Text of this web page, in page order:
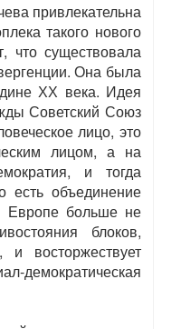
привлекательна
такого нового
что существовала
Она была
ХХ века. Идея
Советский Союз
лицо, это
лицом, а на
и тогда
есть объединение
Европе больше не
блоков,
восторжествует
демократическая